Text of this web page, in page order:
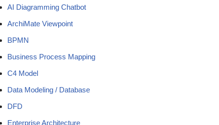
AI Diagramming Chatbot
ArchiMate Viewpoint
BPMN
Business Process Mapping
C4 Model
Data Modeling / Database
DFD
Enterprise Architecture